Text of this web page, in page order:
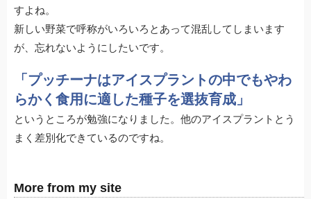
すよね。
新しい野菜で呼称がいろいろとあって混乱してしまいます
が、忘れないようにしたいです。
「プッチーナはアイスプラントの中でもやわ
らかく食用に適した種子を選抜育成」
というところが勉強になりました。他のアイスプラントとう
まく差別化できているのですね。
More from my site